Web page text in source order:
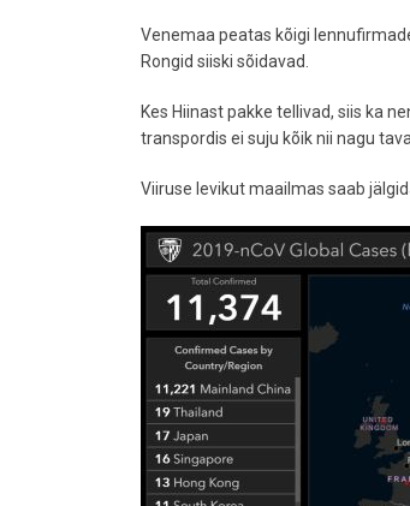
Venemaa peatas kõigi
Rongid siiski sõidavad.
Kes Hiinast pakke tellivad, siis ka
transpordis ei suju kõik nii nagu
Viiruse levikut maailmas saab